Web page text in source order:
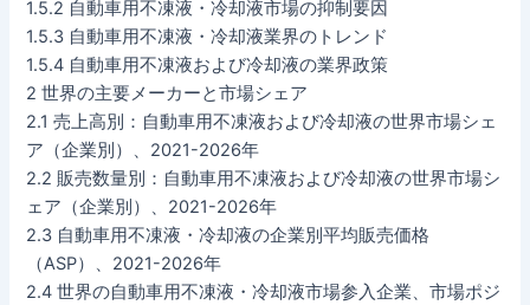
1.5.2 自動車用不凍液・冷却液市場の抑制要因
1.5.3 自動車用不凍液・冷却液業界のトレンド
1.5.4 自動車用不凍液および冷却液の業界政策
2 世界の主要メーカーと市場シェア
2.1 売上高別：自動車用不凍液および冷却液の世界市場シェ
ア（企業別）、2021-2026年
2.2 販売数量別：自動車用不凍液および冷却液の世界市場シ
ェア（企業別）、2021-2026年
2.3 自動車用不凍液・冷却液の企業別平均販売価格
（ASP）、2021-2026年
2.4 世界の自動車用不凍液・冷却液市場参入企業、市場ポジ